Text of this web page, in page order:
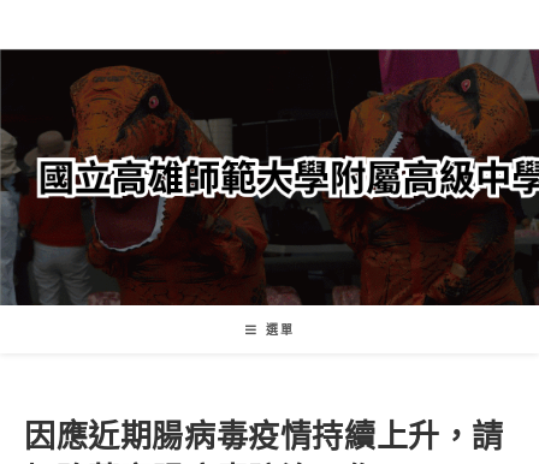
轉
要
內
容
選單
因應近期腸病毒疫情持續上升，請